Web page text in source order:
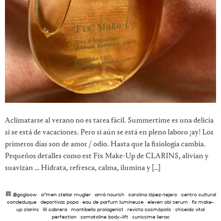
Aclimatarse al verano no es tarea fácil. Summertime es una delicia
si se está de vacaciones. Pero si aún se está en pleno laboro ¡ay! Los
primeros días son de amor / odio. Hasta que la fisiología cambia.
Pequeños detalles como est Fix Make-Up de CLARINS, alivian y
suavizan … Hidrata, refresca, calma, ilumina y […]
@gogloow· a*men stellar mugler· amá nourish· carolina lópez-tejero· centro cultural
condeduque · deportivas popa · eau de parfum lumineuse · eleven obi serum · fix make-
up clarins · lilí cabrera · montibello prolagenist · revista cosmópolis · shiseido vital
perfection· somatoline body-lift· sunissime lierac